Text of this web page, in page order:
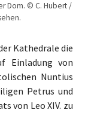
Dom. © C. Hubert /
Kathedrale die
Einladung von
Nuntius
Petrus und
von Leo XIV. zu